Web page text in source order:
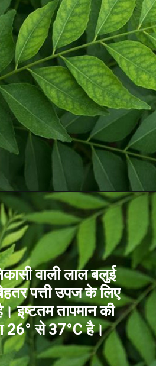
वाली लाल बलुई
पत्ती उपज के लिए
इष्टतम तापमान की
26° से 37°C है।